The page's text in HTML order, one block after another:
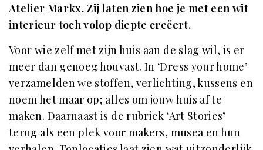
Atelier Markx. Zij laten zien hoe je met een wit
interieur toch volop diepte creëert.
Voor wie zelf met zijn huis aan de slag wil, is er
meer dan genoeg houvast. In ‘Dress your home’
verzamelden we stoffen, verlichting, kussens en
noem het maar op; alles om jouw huis af te
maken. Daarnaast is de rubriek ‘Art Stories’
terug als een plek voor makers, musea en hun